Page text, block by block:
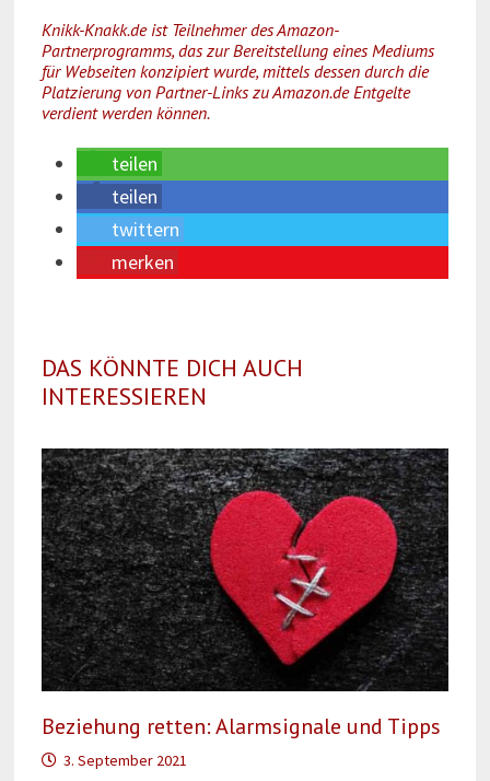
Knikk-Knakk.de ist Teilnehmer des Amazon-
Partnerprogramms, das zur Bereitstellung eines Mediums
für Webseiten konzipiert wurde, mittels dessen durch die
Platzierung von Partner-Links zu Amazon.de Entgelte
verdient werden können.
teilen
teilen
twittern
merken
DAS KÖNNTE DICH AUCH
INTERESSIEREN
Beziehung retten: Alarmsignale und Tipps
3. September 2021